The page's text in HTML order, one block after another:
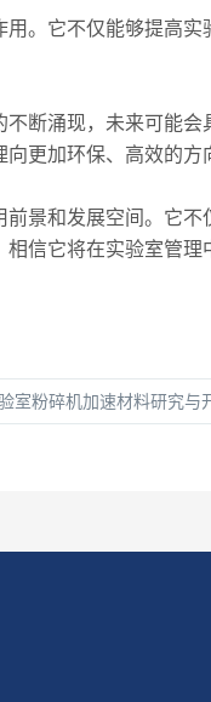
它不仅能够提高实
涌现，未来可能会
更加环保、高效的方
和发展空间。它不
信它将在实验室管理
室粉碎机加速材料研究与